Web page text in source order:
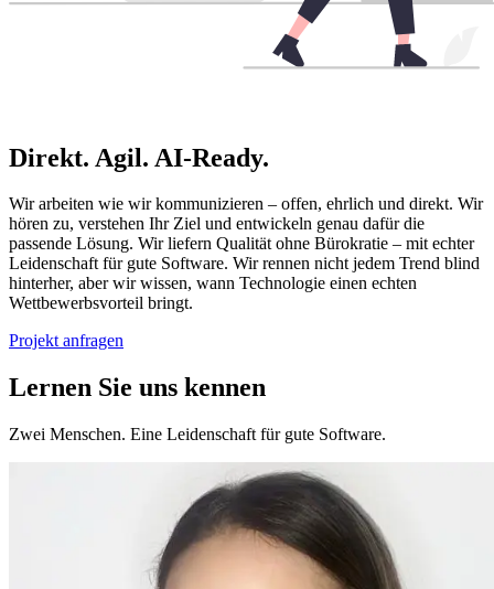
Direkt. Agil. AI-Ready.
Wir arbeiten wie wir kommunizieren – offen, ehrlich und direkt. Wir
hören zu, verstehen Ihr Ziel und entwickeln genau dafür die
passende Lösung. Wir liefern Qualität ohne Bürokratie – mit echter
Leidenschaft für gute Software. Wir rennen nicht jedem Trend blind
hinterher, aber wir wissen, wann Technologie einen echten
Wettbewerbsvorteil bringt.
Projekt anfragen
Lernen Sie uns kennen
Zwei Menschen. Eine Leidenschaft für gute Software.